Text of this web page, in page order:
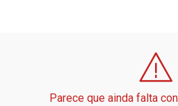
Parece que ainda falta